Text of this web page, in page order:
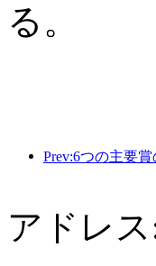
る。
アドレ